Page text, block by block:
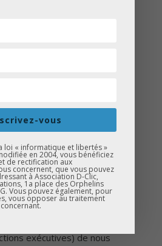
leurs collèges
participé à une
riche en apprentissages
pour ces élèves de
pris part à divers ateliers
plaidoirie. Ils ont
de visiter les
télé d’Arte.
Arte ainsi qu’à Mme
exécutives) de nous
vous
loi « informatique et libertés »
en 2004, vous bénéficiez
de rectification aux
concernent, que vous pouvez
à Association D-Clic,
1a place des Orphelins
Vous pouvez également, pour
vous opposer au traitement